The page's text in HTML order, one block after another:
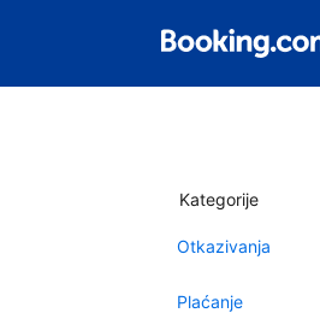
Kategorije
Otkazivanja
Plaćanje